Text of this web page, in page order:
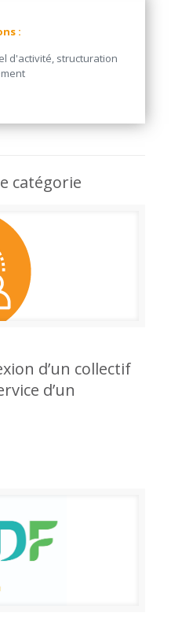
:
d'activité, structuration
catégorie
d’un collectif de 70
d’un territoire
d’un collectif
d’un